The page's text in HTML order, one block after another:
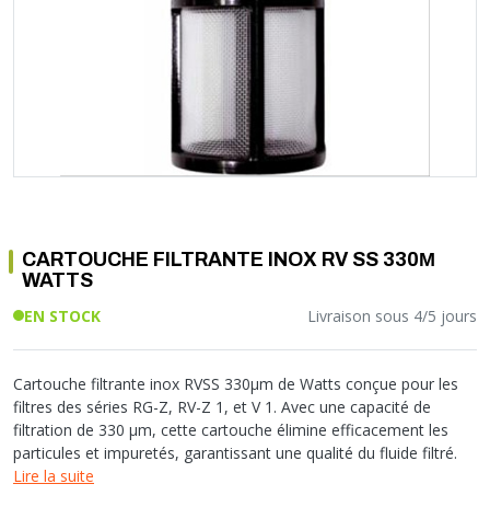
RACCORD PE (POLYÉTHYLÈNE)
RACCORD GALVA
TUBE LAITON ET ECROU
KIT FIXATION MURAL
ROBINET
FLEXIBLE
ETANCHÉITÉ RACCORDEMENT
FIXATION ET SUPPORT
RÉDUCTEUR DE PRESSION
COMPTEUR ET ACCESSOIRE
FILTRATION
Soupape différentielle
Vanne de Température
TUBAGE CHEMINÉE CHAUDIÈRE POÊLE
EQUIPEMENT INDUSTRIEL
COMMUNICATION
COLLIER ET FIXATION
GAINE
LAMPE ET TORCHE
PILES ET ACCUMULATEURS
BLOC DE SÉCURITÉ
SYSTÈMES DE SÉCURITÉ
VMC ET VENTILATION
TRAPPE CHATIÈRE ET HUBLOT
VOTRE SOLUTION CHAUFFAGE
CARTOUCHE FILTRANTE INOX RV SS 330Μ
WATTS
EN STOCK Livraison sous 4/5 jours
Cartouche filtrante inox RVSS 330µm de Watts conçue pour les
filtres des séries RG-Z, RV-Z 1, et V 1. Avec une capacité de
filtration de 330 µm, cette cartouche élimine efficacement les
particules et impuretés, garantissant une qualité du fluide filtré.
Lire la suite